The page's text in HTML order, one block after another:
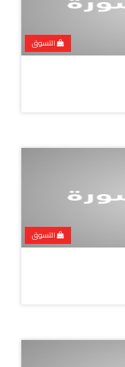
التسوق
التسوق